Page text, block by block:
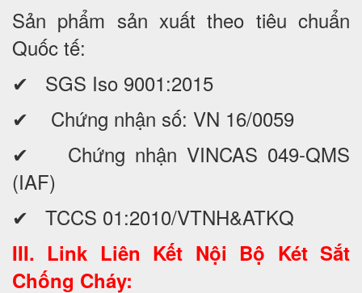
Sản phẩm sản xuất theo tiêu chuẩn
Quốc tế:
✔ SGS Iso 9001:2015
✔ Chứng nhận số: VN 16/0059
✔ Chứng nhận VINCAS 049-QMS
(IAF)
✔ TCCS 01:2010/VTNH&ATKQ
III. Link Liên Kết Nội Bộ Két Sắt
Chống Cháy: